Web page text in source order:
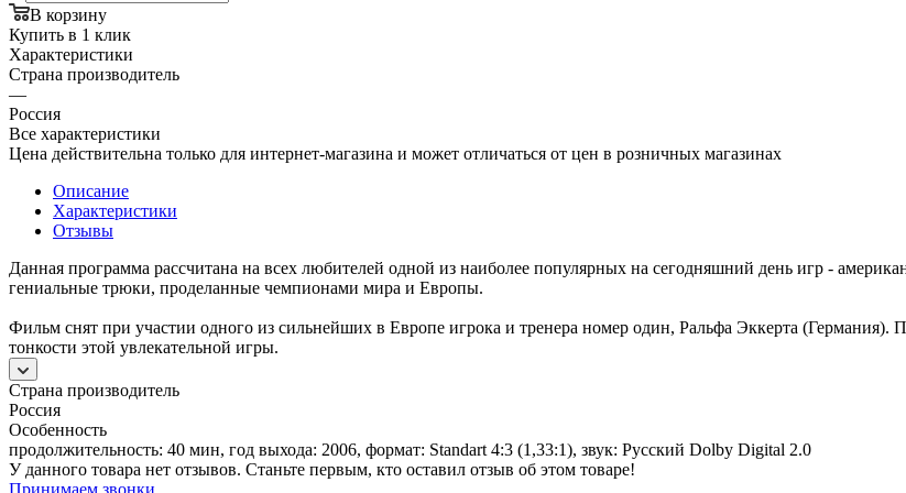
В корзину
Купить в 1 клик
Характеристики
Страна производитель
—
Россия
Все характеристики
Цена действительна только для интернет-магазина и может отличаться от цен в розничных магазинах
Описание
Характеристики
Отзывы
Данная программа рассчитана на всех любителей одной из наиболее популярных на сегодняшний день игр -
гениальные трюки, проделанные чемпионами мира и Европы.
Фильм снят при участии одного из сильнейших в Европе игрока и тренера номер один, Ральфа Эккерта
тонкости этой увлекательной игры.
Страна производитель
Россия
Особенность
продолжительность: 40 мин, год выхода: 2006, формат: Standart 4:3 (1,33:1), звук: Русский Dolby Digital 2.0
У данного товара нет отзывов. Станьте первым, кто оставил отзыв об этом товаре!
Принимаем звонки